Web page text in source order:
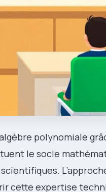
polynomiale
le socle
cette expertise